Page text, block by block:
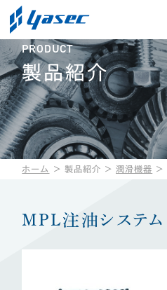
PRODUCT
製品紹介
ホーム ＞ 製品紹介 ＞潤滑機器 ＞
MPL注油システム